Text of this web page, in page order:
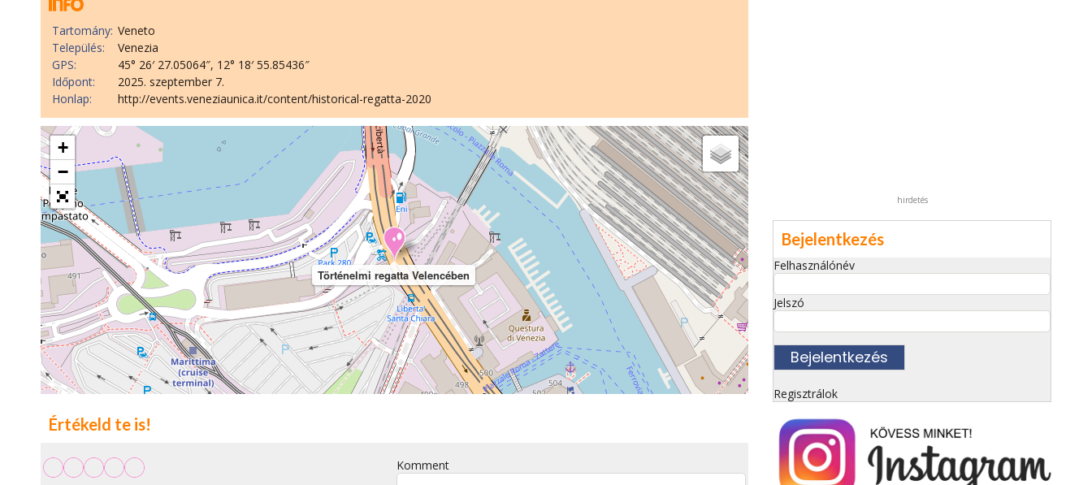
Tartomány: Veneto
Település:
Venezia
GPS:
45° 26′ 27.05064″, 12° 18′ 55.85436″
Időpont:
2025. szeptember 7.
Honlap:
http://events.veneziaunica.it/content/historical-regatta-2020
Történelmi regatta Velencében
+
−
Értékeld te is!
Komment
hirdetés
Bejelentkezés
Felhasználónév
Jelszó
Regisztrálok